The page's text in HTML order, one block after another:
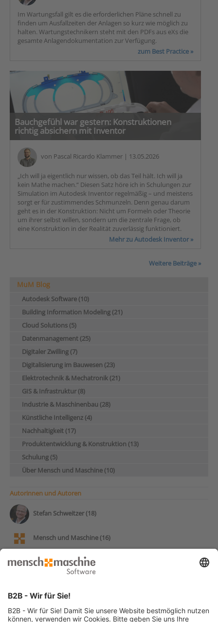
Im Wartungsfall gilt es die erforderlichen Pläne schnell zu
finden um Ausfallzeiten der Anlagen so kurz wie möglich zu
halten. Wartungstechnikern steht mit den PDFs aus eXs die
gesamte Anlagendokumentation zur Verfügung.
zum Best Practice »
Bauchgefühl war gestern: Konstruktionen
richtig absichern mit Inventor
von Pascal Ricardo Klammer | 13.05.2026
„Ich will ja eigentlich nur wissen, ob das Teil hält. Ich will ja
kein Mathe machen.“ Diesen Satz höre ich in Schulungen zur
Simulation im Autodesk Inventor regelmäßig – und meistens
sorgt er für zustimmendes Schmunzeln. Denn genau darum
geht es in der Konstruktion: Nicht um Formeln oder Theorie
um ihrer selbst willen, sondern um die zentrale Frage, ob
eine Konstruktion in der Realität zuverlässig funktioniert.
Mehr zu Autodesk Inventor »
Weitere Beiträge »
MuM Blog
Autodesk Software (10)
Building Information Modeling (21)
Cloud Solutions (5)
Datenmanagement (25)
Digitaler Zwilling (7)
Digitalisierung im Bauwesen (23)
Elektrotechnik & Mechatronik (21)
GIS & Infrastruktur (8)
Industrie & Maschinenbau (28)
Künstliche Intelligenz (4)
Nachhaltigkeit (17)
Produktentwicklung & Konstruktion (13)
Schulung (5)
Über Mensch und Maschine (10)
Autorinnen und Autoren
Stefan Schweitzer (18)
Mensch und Maschine (16)
Andy Pohl (14)
Patrick Stumpf (12)